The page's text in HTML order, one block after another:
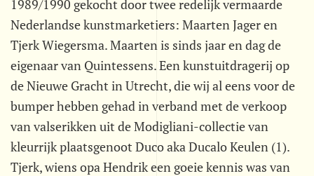
1989/1990 gekocht door twee redelijk vermaarde
Nederlandse kunstmarketiers: Maarten Jager en
Tjerk Wiegersma. Maarten is sinds jaar en dag de
eigenaar van Quintessens. Een kunstuitdragerij op
de Nieuwe Gracht in Utrecht, die wij al eens voor de
bumper hebben gehad in verband met de verkoop
van valserikken uit de Modigliani-collectie van
kleurrijk plaatsgenoot Duco aka Ducalo Keulen (1).
Tjerk, wiens opa Hendrik een goeie kennis was van